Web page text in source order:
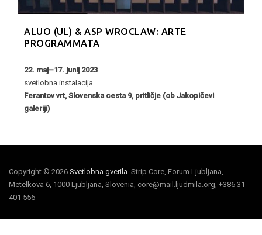
ALUO (UL) & ASP WROCLAW: ARTE
PROGRAMMATA
22. maj–17. junij 2023
svetlobna instalacija
Ferantov vrt, Slovenska cesta 9, pritličje (ob Jakopičevi
galeriji)
Copyright © 2026 Svetlobna gverila. Strip Core, Forum Ljubljana,
Metelkova 6, 1000 Ljubljana, Slovenia, core@mail.ljudmila.org, +386 31
401 556